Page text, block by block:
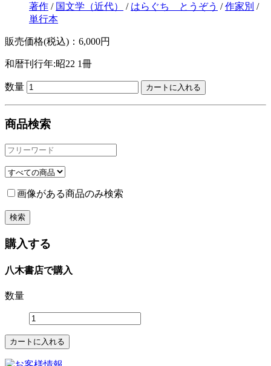
著作 / 国文学（近代） / はらぐち とうぞう /作家別 /
単行本
販売価格(税込)：6,000円
和暦刊行年:昭22 1冊
数量
商品検索
画像がある商品のみ検索
購入する
八木書店で購入
数量